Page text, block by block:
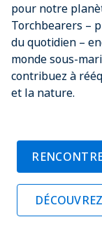
pour notre
Torchbearers –
du quotidien –
monde sous-
contribuez à
et la nature.